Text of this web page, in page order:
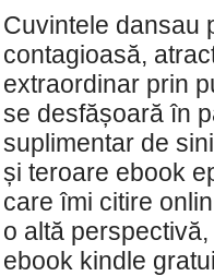
Cuvintele dansau
contagioasă,
extraordinar prin
se desfășoară în
suplimentar de
și teroare ebook
care îmi citire
o altă
ebook kindle